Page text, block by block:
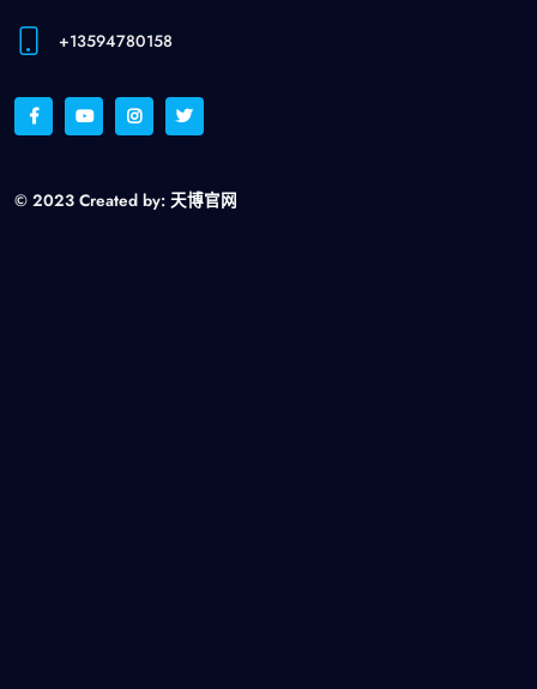
+13594780158
© 2023 Created by: 天博官网